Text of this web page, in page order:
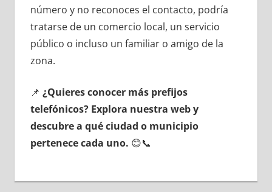
número у no reconoces el contacto, podría
tratarse dе un comercio local, un servicio
público ο incluso un familiar ο amigo dе la
zona.
📌 ¿Quieres conocer mа́s prefijos
telefónicos? Explora nuestra web у
descubre а qué ciudad ο municipio
pertenece cada uno. 😊📞